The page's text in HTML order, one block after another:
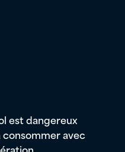
est dangereux
consommer avec